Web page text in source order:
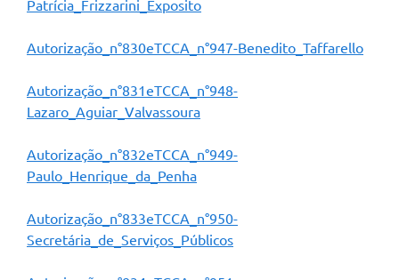
Audiências Públicas
Arquivos para Download
Turismo
Galeria de Vídeos
Patrícia_Frizzarini_Exposito
Autorização_n°830eTCCA_n°947-Benedito_Taffarello
Autorização_n°831eTCCA_n°948-
Lazaro_Aguiar_Valvassoura
Autorização_n°832eTCCA_n°949-
Paulo_Henrique_da_Penha
Autorização_n°833eTCCA_n°950-
Secretária_de_Serviços_Públicos